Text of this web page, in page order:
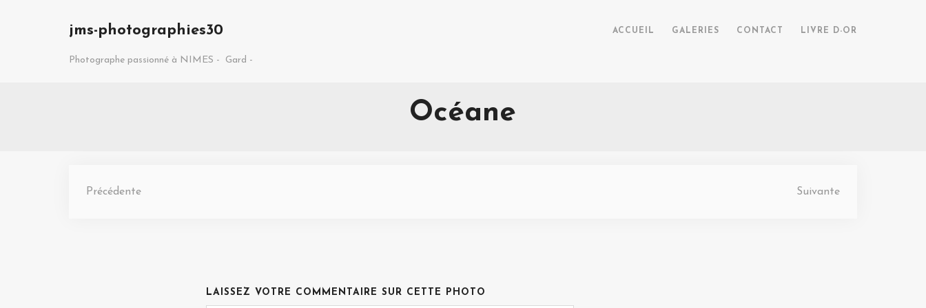
jms-photographies30 ACCUEIL GALERIES CONTACT LIVRE D-OR
Photographe passionné à NIMES - Gard -
Océane
Précédente Suivante
LAISSEZ VOTRE COMMENTAIRE SUR CETTE PHOTO